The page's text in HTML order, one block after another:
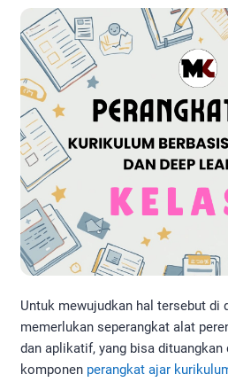
Untuk mewujudkan hal tersebut di
memerlukan seperangkat alat
dan aplikatif, yang bisa dituangkan
komponen perangkat ajar